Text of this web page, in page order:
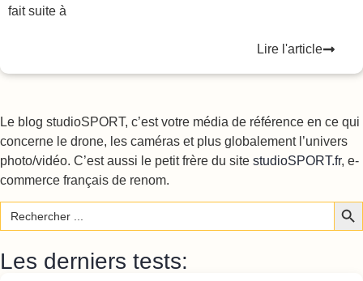
fait suite à
Lire l'article
Le blog studioSPORT, c’est votre média de référence en ce qui
concerne le drone, les caméras et plus globalement l’univers
photo/vidéo. C’est aussi le petit frère du site studioSPORT.fr, e-
commerce français de renom.
Search
for:
Les derniers tests: